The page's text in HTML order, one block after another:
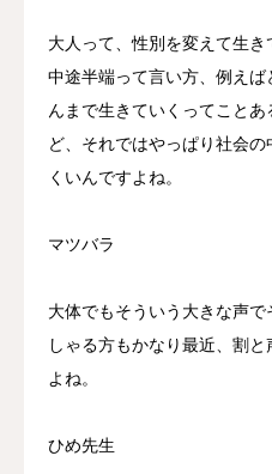
大人って、性別を変えて生
中途半端って言い方、例え
んまで生きていくってこと
ど、それではやっぱり社会
くいんですよね。
マツバラ
大体でもそういう大きな声
しゃる方もかなり最近、割
よね。
ひめ先生